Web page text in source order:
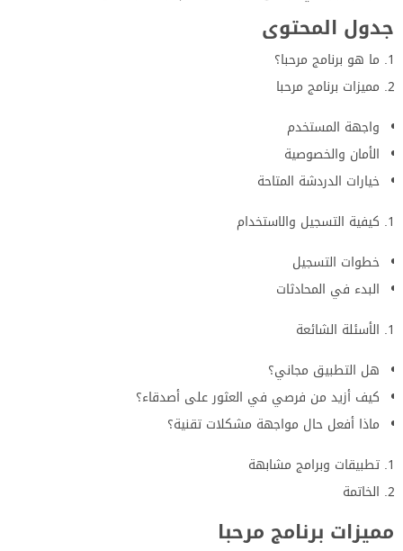
جدول المحتوى
ما هو برنامج مرحبا؟
مميزات برنامج مرحبا
واجهة المستخدم
الأمان والخصوصية
خيارات الدردشة المتاحة
كيفية التسجيل والاستخدام
خطوات التسجيل
البدء في المحادثات
الأسئلة الشائعة
هل التطبيق مجاني؟
كيف أزيد من فرصي في العثور على أصدقاء؟
ماذا أفعل حال مواجهة مشكلات تقنية؟
تطبيقات وبرامج مشابهة
الخاتمة
مميزات برنامج مرحبا